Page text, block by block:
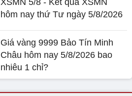
XSMN 5/8 - Kết quả XSMN
hôm nay thứ Tư ngày 5/8/2026
Giá vàng 9999 Bảo Tín Minh
Châu hôm nay 5/8/2026 bao
nhiêu 1 chỉ?